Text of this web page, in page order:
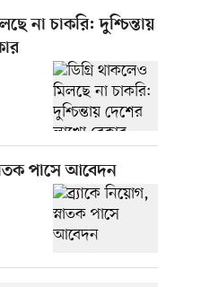
না চাকরি: দুশ্চিন্তায়
পাসে আবেদন